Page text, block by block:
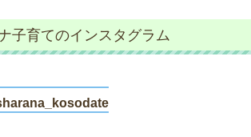
子育てのインスタグラム